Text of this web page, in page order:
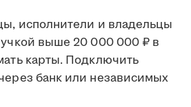
исполнители и владельцы
выше 20 000 000 ₽ в
карты. Подключить
банк или независимых